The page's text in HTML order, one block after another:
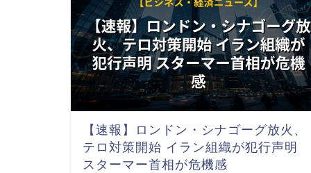
【速報】ロンドン・シナゴーグ放火、
テロ対策開始 イラン組織が犯行声明
スターマー首相が危機感